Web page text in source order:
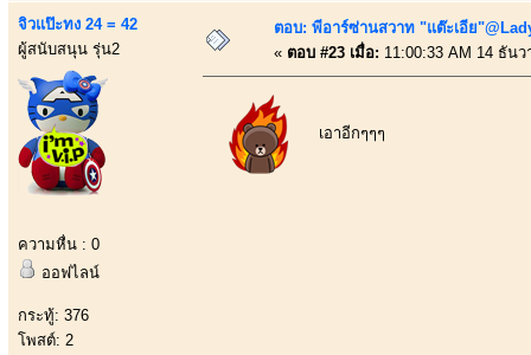
จิวแป๊ะทง 24 = 42
ผู้สนับสนุน รุ่น2
ความหื่น : 0
ออฟไลน์
กระทู้: 376
โพสต์: 2
ตอบ: พีอาร์ซ่านสวาท "แต๊ะเอีย
« ตอบ #23 เมื่อ: 11:00:33 AM 14 ธัน
เอาอีกๆๆๆ